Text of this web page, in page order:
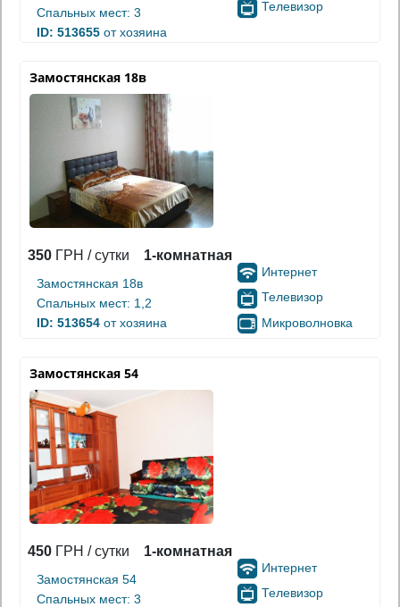
Спальных мест: 3
ID: 513655 от хозяина
Телевизор
Замостянская 18в
350 ГРН / сутки 1-комнатная
Замостянская 18в
Спальных мест: 1,2
ID: 513654 от хозяина
Интернет
Телевизор
Микроволновка
Замостянская 54
450 ГРН / сутки 1-комнатная
Замостянская 54
Спальных мест: 3
Интернет
Телевизор